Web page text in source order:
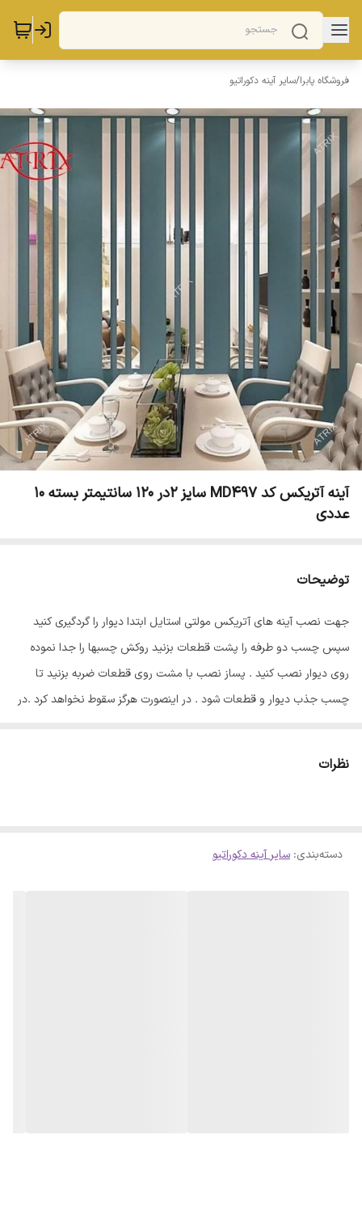
فروشگاه پابرا/سایر آینه دکوراتیو
آینه آتریکس کد MD497 سایز 2در 120 سانتیمتر بسته 10
عددی
توضیحات
جهت نصب آینه های آتریکس مولتی استایل ابتدا دیوار را گردگیری کنید
سپس چسب دو طرفه را پشت قطعات بزنید روکش چسبها را جدا نموده
روی دیوار نصب کنید . پساز نصب با مشت روی قطعات ضربه بزنید تا
چسب جذب دیوار و قطعات شود . در اینصورت هرگز سقوط نخواهد کرد .در
با چشم قابل تشخیص نمیباشد
نظرات
دسته‌بندی: سایر آینه دکوراتیو